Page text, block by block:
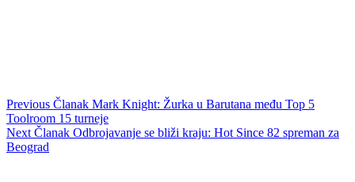
Previous Članak Mark Knight: Žurka u Barutana među Top 5
Toolroom 15 turneje
NextČlanak Odbrojavanje se bliži kraju: Hot Since 82 spreman za
Beograd